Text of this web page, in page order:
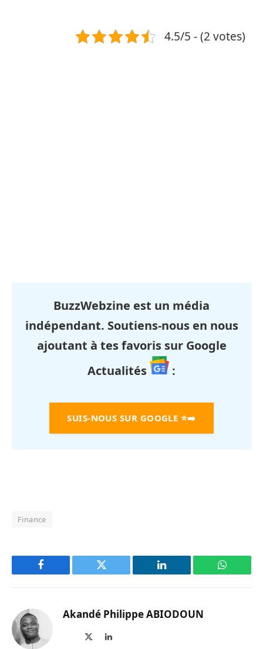
4.5/5 - (2 votes)
BuzzWebzine est un média
indépendant. Soutiens-nous en nous
ajoutant à tes favoris sur Google
Actualités
:
SUIS-NOUS SUR GOOGLE ⭐➡️
Finance
Facebook Twitter LinkedIn
Akandé Philippe ABIODOUN
LinkedIn